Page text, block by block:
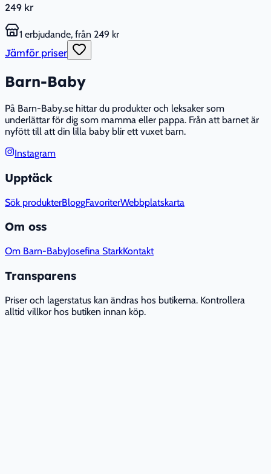
249 kr
1 erbjudande, från 249 kr
Jämför priser
Barn-Baby
På Barn-Baby.se hittar du produkter och leksaker som
underlättar för dig som mamma eller pappa. Från att barnet är
nyfött till att din lilla baby blir ett vuxet barn.
Instagram
Upptäck
Sök produkterBloggFavoriterWebbplatskarta
Om oss
Om Barn-BabyJosefina StarkKontakt
Transparens
Priser och lagerstatus kan ändras hos butikerna. Kontrollera
alltid villkor hos butiken innan köp.